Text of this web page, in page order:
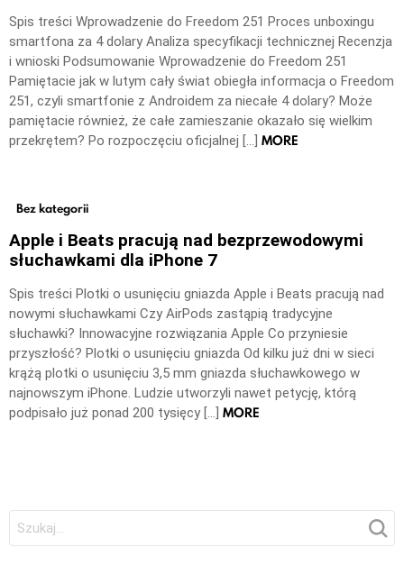
Spis treści Wprowadzenie do Freedom 251 Proces unboxingu
smartfona za 4 dolary Analiza specyfikacji technicznej Recenzja
i wnioski Podsumowanie Wprowadzenie do Freedom 251
Pamiętacie jak w lutym cały świat obiegła informacja o Freedom
251, czyli smartfonie z Androidem za niecałe 4 dolary? Może
pamiętacie również, że całe zamieszanie okazało się wielkim
przekrętem? Po rozpoczęciu oficjalnej […] MORE
Bez kategorii
Apple i Beats pracują nad bezprzewodowymi
słuchawkami dla iPhone 7
Spis treści Plotki o usunięciu gniazda Apple i Beats pracują nad
nowymi słuchawkami Czy AirPods zastąpią tradycyjne
słuchawki? Innowacyjne rozwiązania Apple Co przyniesie
przyszłość? Plotki o usunięciu gniazda Od kilku już dni w sieci
krążą plotki o usunięciu 3,5 mm gniazda słuchawkowego w
najnowszym iPhone. Ludzie utworzyli nawet petycję, którą
podpisało już ponad 200 tysięcy […] MORE
Szukaj: